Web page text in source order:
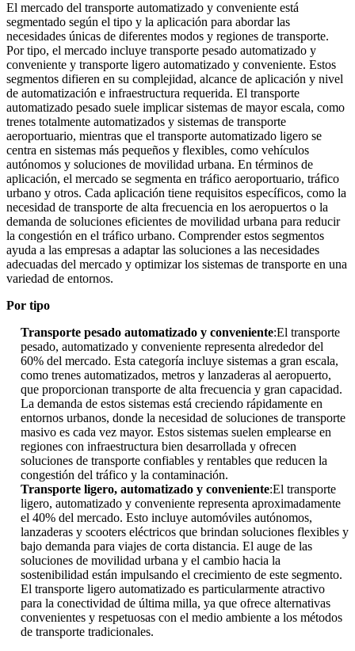
El mercado del transporte automatizado y conveniente está
segmentado según el tipo y la aplicación para abordar las
necesidades únicas de diferentes modos y regiones de transporte.
Por tipo, el mercado incluye transporte pesado automatizado y
conveniente y transporte ligero automatizado y conveniente. Estos
segmentos difieren en su complejidad, alcance de aplicación y nivel
de automatización e infraestructura requerida. El transporte
automatizado pesado suele implicar sistemas de mayor escala, como
trenes totalmente automatizados y sistemas de transporte
aeroportuario, mientras que el transporte automatizado ligero se
centra en sistemas más pequeños y flexibles, como vehículos
autónomos y soluciones de movilidad urbana. En términos de
aplicación, el mercado se segmenta en tráfico aeroportuario, tráfico
urbano y otros. Cada aplicación tiene requisitos específicos, como la
necesidad de transporte de alta frecuencia en los aeropuertos o la
demanda de soluciones eficientes de movilidad urbana para reducir
la congestión en el tráfico urbano. Comprender estos segmentos
ayuda a las empresas a adaptar las soluciones a las necesidades
adecuadas del mercado y optimizar los sistemas de transporte en una
variedad de entornos.
Por tipo
Transporte pesado automatizado y conveniente:El transporte
pesado, automatizado y conveniente representa alrededor del
60% del mercado. Esta categoría incluye sistemas a gran escala,
como trenes automatizados, metros y lanzaderas al aeropuerto,
que proporcionan transporte de alta frecuencia y gran capacidad.
La demanda de estos sistemas está creciendo rápidamente en
entornos urbanos, donde la necesidad de soluciones de transporte
masivo es cada vez mayor. Estos sistemas suelen emplearse en
regiones con infraestructura bien desarrollada y ofrecen
soluciones de transporte confiables y rentables que reducen la
congestión del tráfico y la contaminación.
Transporte ligero, automatizado y conveniente:El transporte
ligero, automatizado y conveniente representa aproximadamente
el 40% del mercado. Esto incluye automóviles autónomos,
lanzaderas y scooters eléctricos que brindan soluciones flexibles y
bajo demanda para viajes de corta distancia. El auge de las
soluciones de movilidad urbana y el cambio hacia la
sostenibilidad están impulsando el crecimiento de este segmento.
El transporte ligero automatizado es particularmente atractivo
para la conectividad de última milla, ya que ofrece alternativas
convenientes y respetuosas con el medio ambiente a los métodos
de transporte tradicionales.